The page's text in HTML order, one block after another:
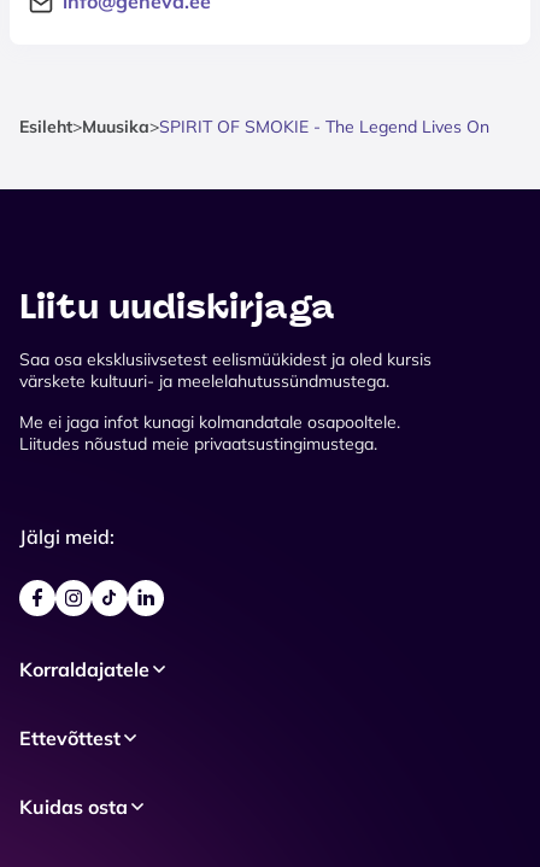
Esileht>Muusika>SPIRIT OF SMOKIE - The Legend Lives On
Liitu uudiskirjaga
Saa osa eksklusiivsetest eelismüükidest ja oled kursis
värskete kultuuri- ja meelelahutussündmustega.
Me ei jaga infot kunagi kolmandatale osapooltele.
Liitudes nõustud meie privaatsustingimustega.
Jälgi meid:
Korraldajatele
Ettevõttest
Kuidas osta